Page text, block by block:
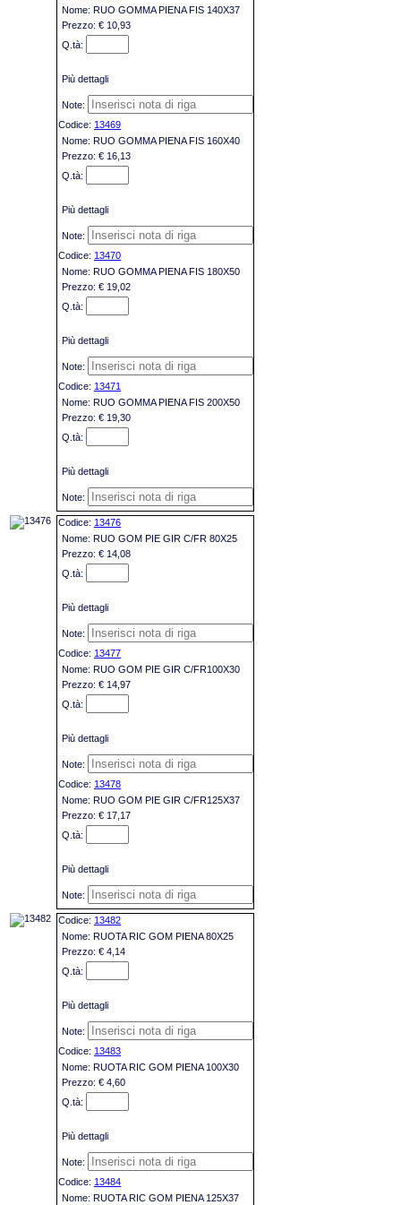
RUO GOMMA PIENA FIS 140X37
€ 10,93
Più dettagli
13469
RUO GOMMA PIENA FIS 160X40
€ 16,13
Più dettagli
13470
RUO GOMMA PIENA FIS 180X50
€ 19,02
Più dettagli
13471
RUO GOMMA PIENA FIS 200X50
€ 19,30
Più dettagli
13476
RUO GOM PIE GIR C/FR 80X25
€ 14,08
Più dettagli
13477
RUO GOM PIE GIR C/FR100X30
€ 14,97
Più dettagli
13478
RUO GOM PIE GIR C/FR125X37
€ 17,17
Più dettagli
13482
RUOTA RIC GOM PIENA 80X25
€ 4,14
Più dettagli
13483
RUOTA RIC GOM PIENA 100X30
€ 4,60
Più dettagli
13484
RUOTA RIC GOM PIENA 125X37